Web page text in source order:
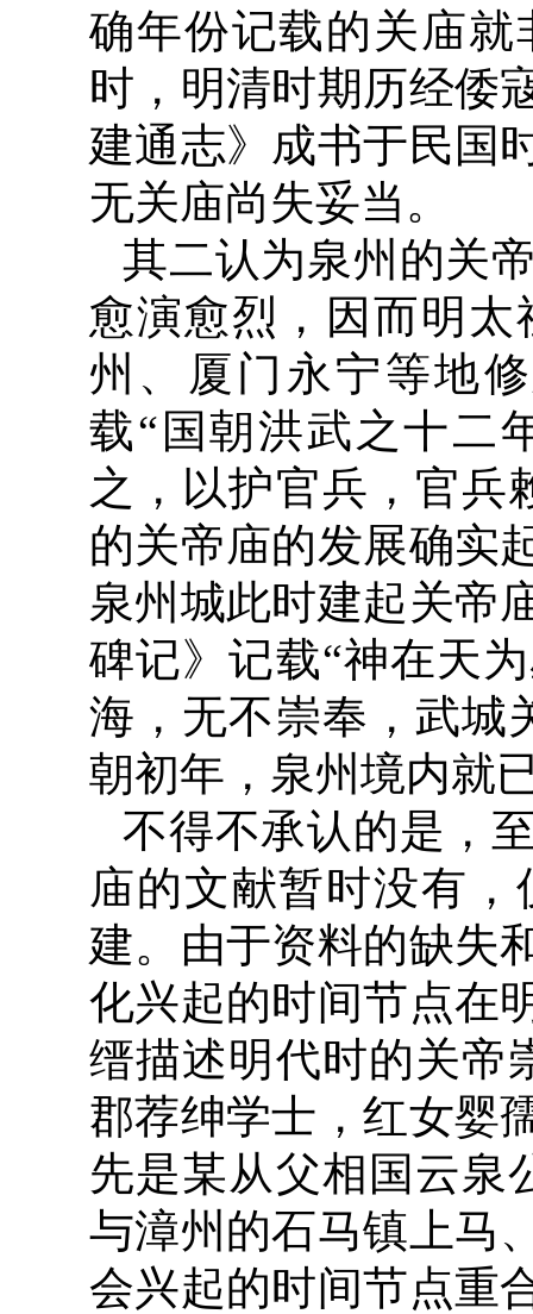
确年份记载的关庙
时，明清时期历经倭
建通志》成书于民国
无关庙尚失妥当。
其二认为泉州的关
愈演愈烈，因而明
州、厦门永宁等地
载“国朝洪武之十二
之，以护官兵，官兵
的关帝庙的发展确实
泉州城此时建起关帝
碑记》记载“神在天
海，无不崇奉，武城
朝初年，泉州境内就
不得不承认的是，
庙的文献暂时没有
建。由于资料的缺失
化兴起的时间节点在
缙描述明代时的关帝
郡荐绅学士，红女婴
先是某从父相国云泉
与漳州的石马镇上马
会兴起的时间节点重